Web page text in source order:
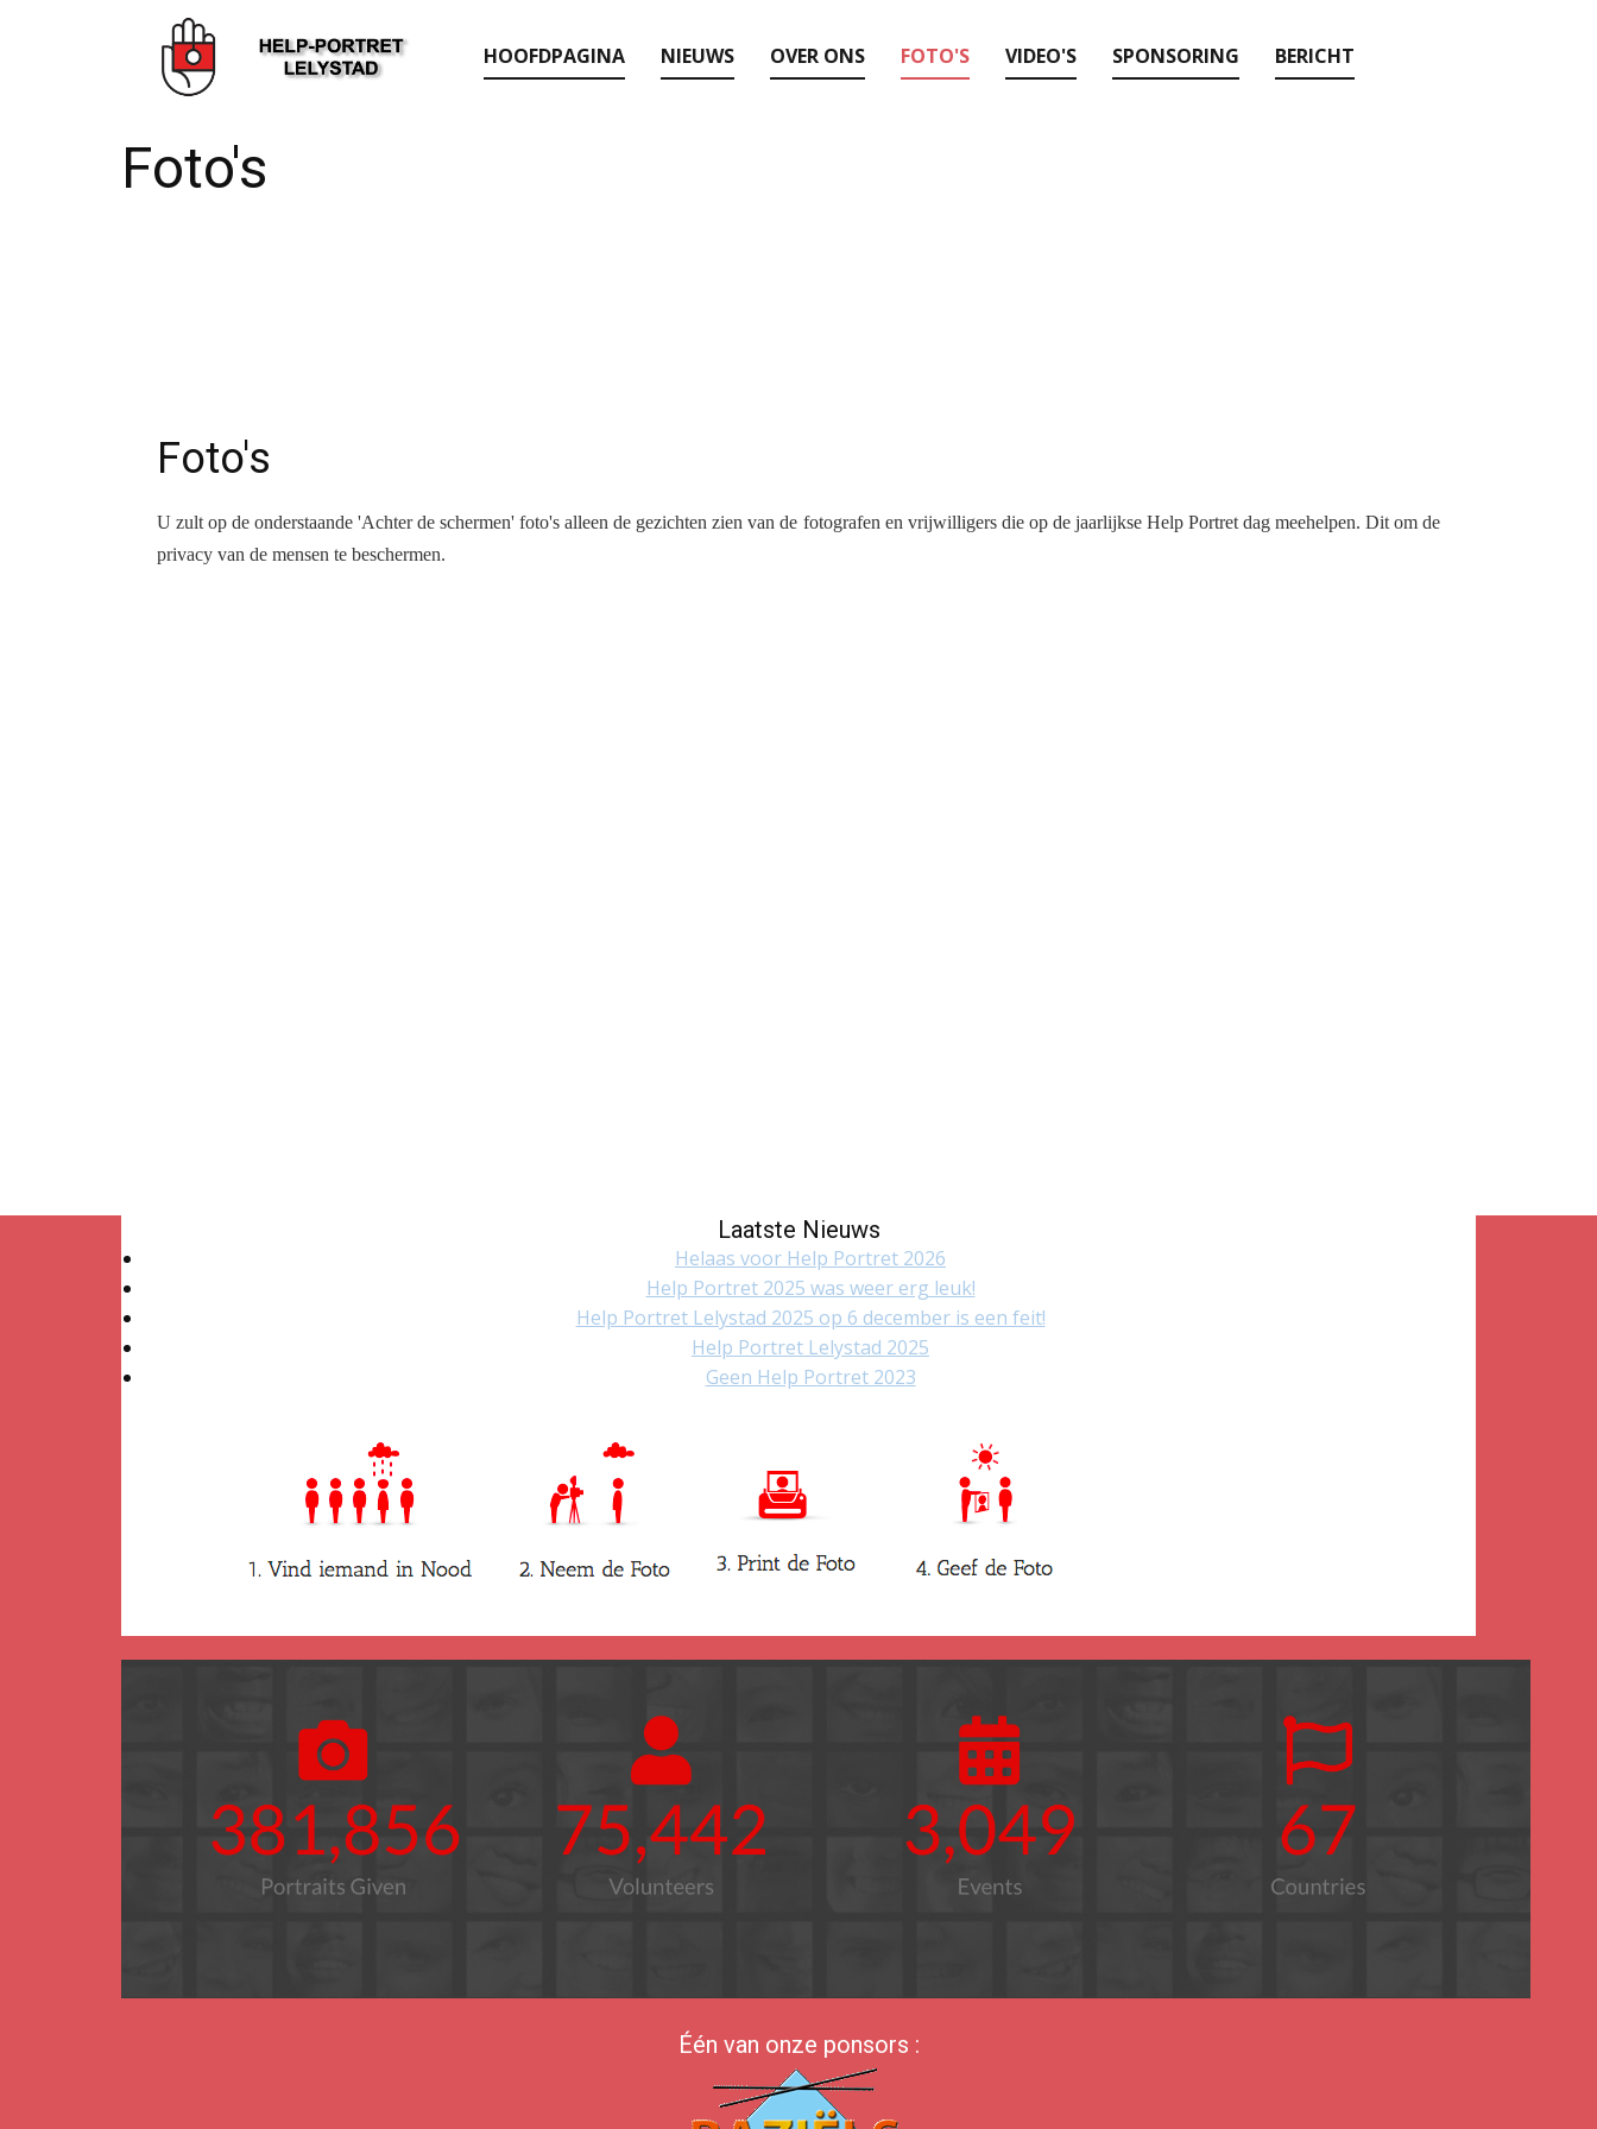
HOOFDPAGINA NIEUWS OVER ONS FOTO'S VIDEO'S SPONSORING BERICHT
Foto's
Foto's
U zult op de onderstaande 'Achter de schermen' foto's alleen de gezichten zien van de fotografen en vrijwilligers die op de jaarlijkse Help Portret dag meehelpen. Dit om de
privacy van de mensen te beschermen.
Laatste Nieuws
Helaas voor Help Portret 2026
Help Portret 2025 was weer erg leuk!
Help Portret Lelystad 2025 op 6 december is een feit!
Help Portret Lelystad 2025
Geen Help Portret 2023
Één van onze ponsors :